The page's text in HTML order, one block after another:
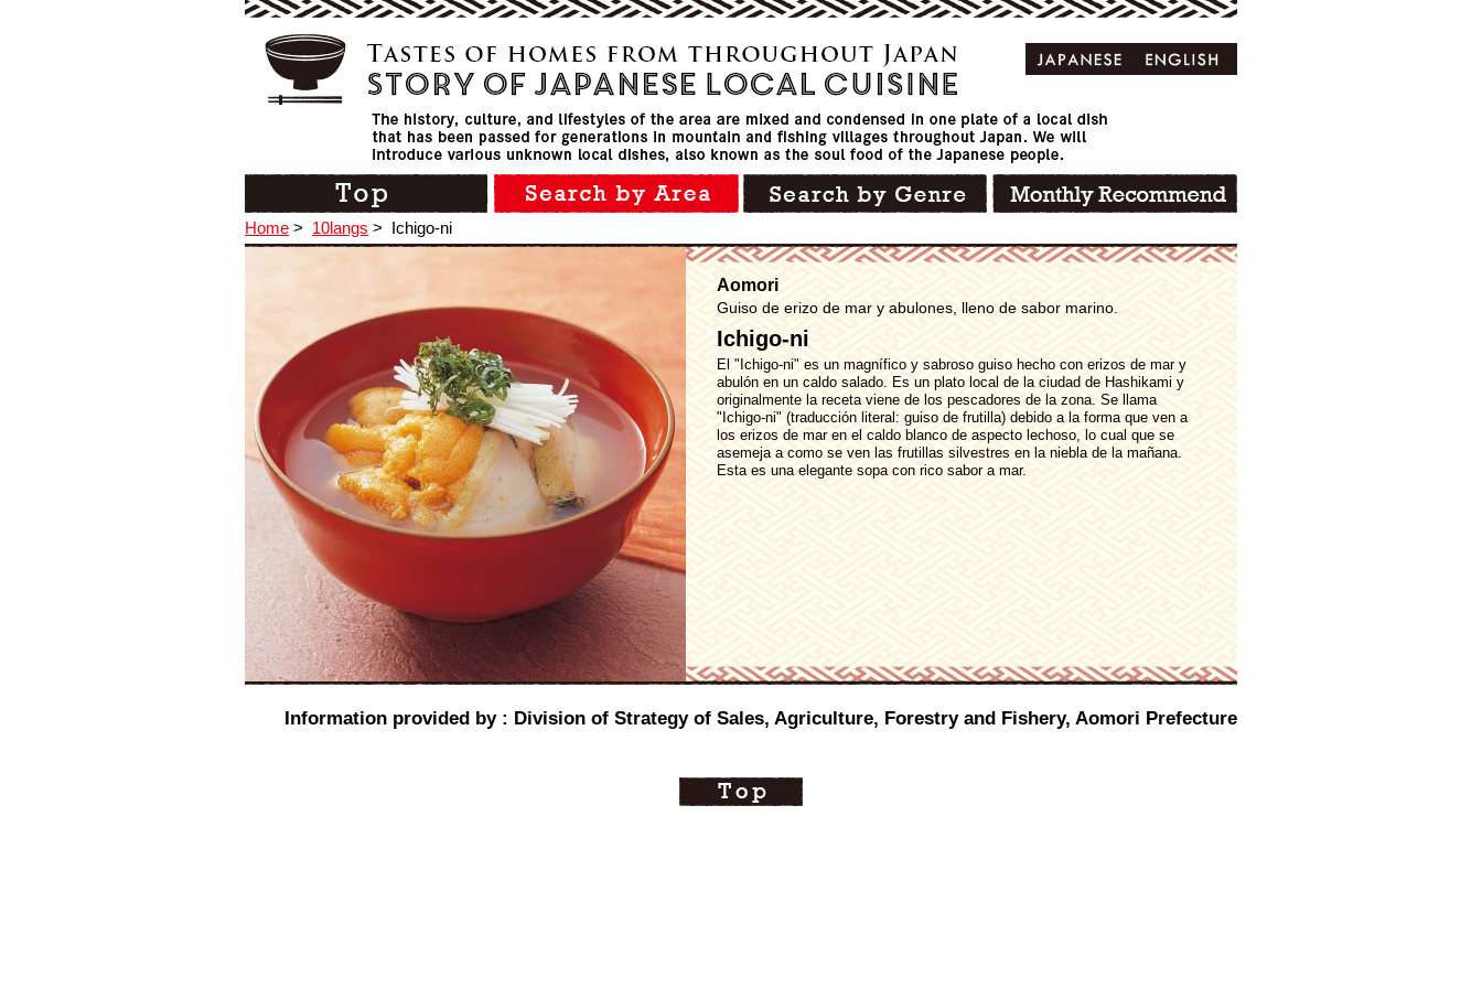
Home > 10langs > Ichigo-ni
Aomori
Guiso de erizo de mar y abulones, lleno de sabor marino.
Ichigo-ni
El "Ichigo-ni" es un magnífico y sabroso guiso hecho con erizos de mar y
abulón en un caldo salado. Es un plato local de la ciudad de Hashikami y
originalmente la receta viene de los pescadores de la zona. Se llama
"Ichigo-ni" (traducción literal: guiso de frutilla) debido a la forma que ven a
los erizos de mar en el caldo blanco de aspecto lechoso, lo cual que se
asemeja a como se ven las frutillas silvestres en la niebla de la mañana.
Esta es una elegante sopa con rico sabor a mar.
Information provided by : Division of Strategy of Sales, Agriculture, Forestry and Fishery, Aomori Prefecture